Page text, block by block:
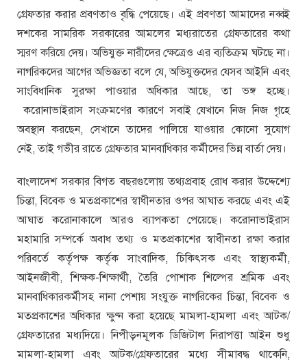
গ্রেফতার করার প্রবণতাও বৃদ্ধি পেয়েছে। এই প্রবণতা আমাদের নব্বই
দশকের সামরিক সরকারের আমলের মধ্যরাতের গ্রেফতারের কথা
স্মরণ করিয়ে দেয়। অভিযুক্ত নারীদের ক্ষেত্রেও এর ব্যতিক্রম ঘটছে না।
নাগরিকদের আগের অভিজ্ঞতা বলে যে, অভিযুক্তদের যেসব আইনি এবং
সাংবিধানিক সুরক্ষা পাওয়ার অধিকার আছে, তা ভঙ্গ হচ্ছে।
করোনাভাইরাস সংক্রমণের কারণে সবাই যেখানে নিজ নিজ গৃহে
অবস্থান করছেন, সেখানে তাদের পালিয়ে যাওয়ার কোনো সুযোগ
নেই, তাই গভীর রাতে গ্রেফতার মানবাধিকার কর্মীদের ভিন্ন বার্তা দেয়।
বাংলাদেশ সরকার বিগত বছরগুলোয় তথ্যপ্রবাহ রোধ করার উদ্দেশ্যে
চিন্তা, বিবেক ও মতপ্রকাশের স্বাধীনতার ওপর আঘাত করছে এবং এই
আঘাত করোনাকালে আরও ব্যাপকতা পেয়েছে। করোনাভাইরাস
মহামারি সম্পর্কে অবাধ তথ্য ও মতপ্রকাশের স্বাধীনতা রক্ষা করার
পরিবর্তে কর্তৃপক্ষ কর্তৃক সাংবাদিক, চিকিৎসক এবং স্বাস্থ্যকর্মী,
আইনজীবী, শিক্ষক-শিক্ষার্থী, তৈরি পোশাক শিল্পের শ্রমিক এবং
মানবাধিকারকর্মীসহ নানা পেশায় সংযুক্ত নাগরিকের চিন্তা, বিবেক ও
মতপ্রকাশের অধিকার ক্ষুণ্ন করা হয়েছে মামলা-হামলা এবং আটক/
গ্রেফতারের মধ্যদিয়ে। নিপীড়নমূলক ডিজিটাল নিরাপত্তা আইন শুধু
মামলা-হামলা এবং আটক/গ্রেফতারের মধ্যে সীমাবদ্ধ থাকেনি,